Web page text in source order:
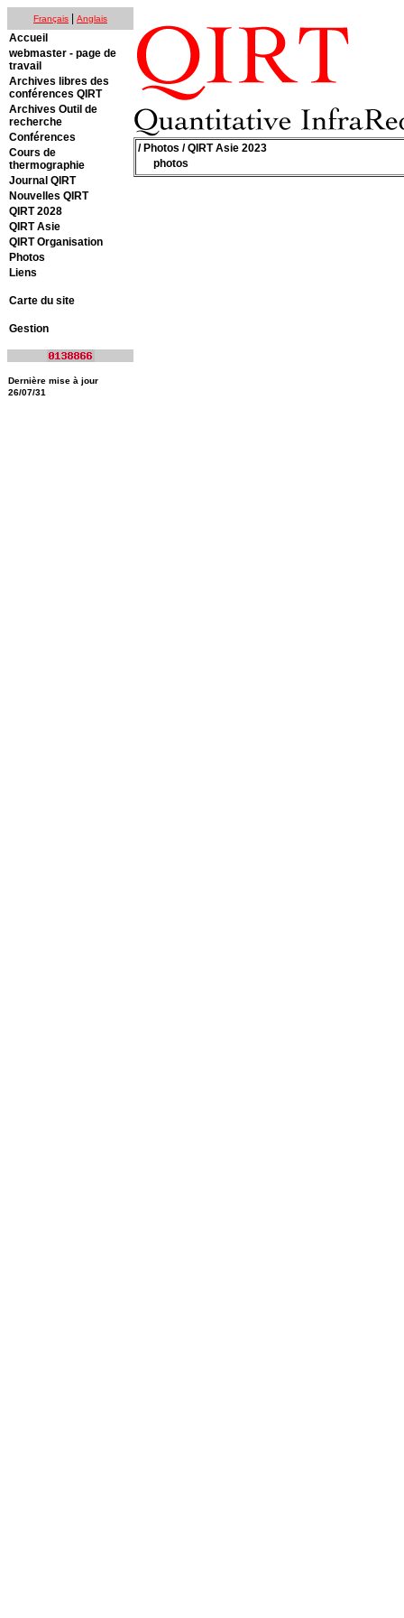
Français Anglais
Accueil
webmaster - page de
travail
Archives libres des
conférences QIRT
Archives Outil de
recherche
Conférences
Cours de
thermographie
Journal QIRT
Nouvelles QIRT
QIRT 2028
QIRT Asie
QIRT Organisation
Photos
Liens
Carte du site
Gestion
Dernière mise à jour
26/07/31
/ Photos / QIRT Asie 2023
photos